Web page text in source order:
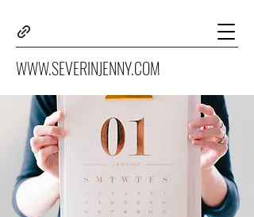
WWW.SEVERINJENNY.COM